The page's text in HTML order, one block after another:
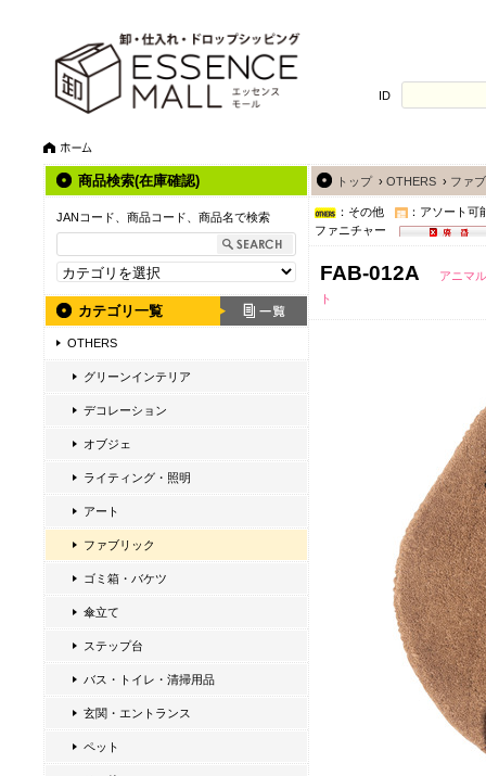
ID
商品検索(在庫確認)
JANコード、商品コード、商品名で検索
カテゴリ一覧
OTHERS
グリーンインテリア
デコレーション
オブジェ
ライティング・照明
アート
ファブリック
ゴミ箱・バケツ
傘立て
ステップ台
バス・トイレ・清掃用品
玄関・エントランス
ペット
トップ› OTHERS › ファ
：その他
：アソート可
ファニチャー
FAB-012A
アニマ
ト